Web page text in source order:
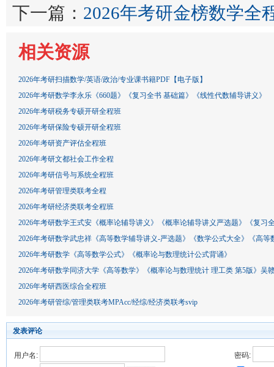
下一篇： 2026年考研金榜数学全
相关资源
2026年考研扫描数学/英语/政治/专业课书籍PDF【电子版】
2026年考研数学李永乐《660题》《复习全书 基础篇》《线性代数辅导讲义》
2026年考研税务专硕开研全程班
2026年考研保险专硕开研全程班
2026年考研资产评估全程班
2026年考研文都社会工作全程
2026年考研信号与系统全程班
2026年考研管理类联考全程
2026年考研经济类联考全程班
2026年考研数学王式安《概率论辅导讲义》《概率论辅导讲义严选题》《复习
2026年考研数学武忠祥《高等数学辅导讲义-严选题》《数学公式大全》《高等
2026年考研数学《高等数学公式》《概率论与数理统计公式背诵》
2026年考研数学同济大学《高等数学》《概率论与数理统计 理工类 第5版》吴
2026年考研西医综合全程班
2026年考研管综/管理类联考MPAcc/经综/经济类联考svip
发表评论
用户名:
密码: